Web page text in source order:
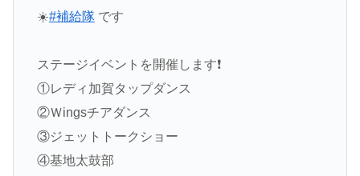
☀️#補給隊です
ステージイベントを開催します❗️
①レディ加賀タップダンス
②Ｗingsチアダンス
③ジェットトークショー
④基地太鼓部